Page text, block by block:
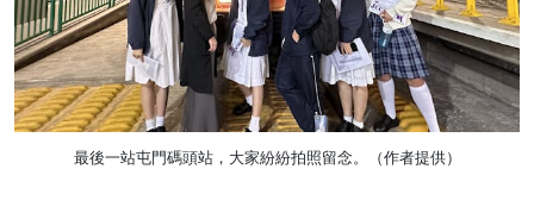
最後一站屯門碼頭站，大家紛紛拍照留念。（作者提供）